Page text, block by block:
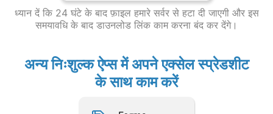
ध्यान दें कि 24 घंटे के बाद फ़ाइल हमारे सर्वर से हटा दी जाएगी और इस
समयावधि के बाद डाउनलोड लिंक काम करना बंद कर देंगे।
अन्य निःशुल्क ऐप्स में अपने एक्सेल स्प्रेडशीट
के साथ काम करें